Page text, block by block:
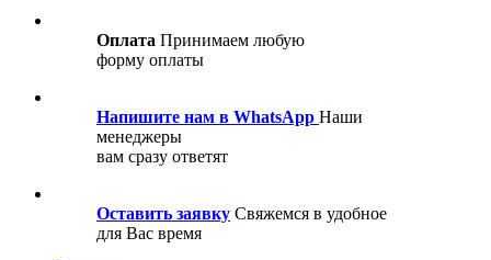
Оплата Принимаем любую
форму оплаты
Напишите нам в WhatsApp Наши
менеджеры
вам сразу ответят
Оставить заявку Свяжемся в удобное
для Вас время